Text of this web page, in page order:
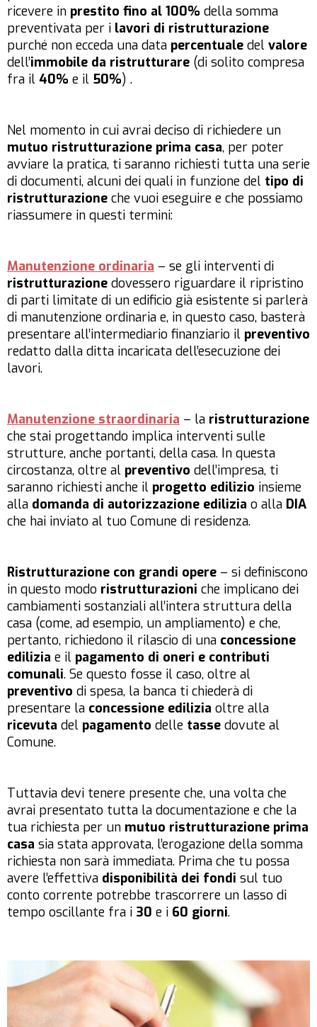
ricevere in prestito fino al 100% della somma
preventivata per i lavori di ristrutturazione
purché non ecceda una data percentuale del valore
dell’immobile da ristrutturare (di solito compresa
fra il 40% e il 50%) .
Nel momento in cui avrai deciso di richiedere un
mutuo ristrutturazione prima casa, per poter
avviare la pratica, ti saranno richiesti tutta una serie
di documenti, alcuni dei quali in funzione del tipo di
ristrutturazione che vuoi eseguire e che possiamo
riassumere in questi termini:
Manutenzione ordinaria – se gli interventi di
ristrutturazione dovessero riguardare il ripristino
di parti limitate di un edificio già esistente si parlerà
di manutenzione ordinaria e, in questo caso, basterà
presentare all’intermediario finanziario il preventivo
redatto dalla ditta incaricata dell’esecuzione dei
lavori.
Manutenzione straordinaria – la ristrutturazione
che stai progettando implica interventi sulle
strutture, anche portanti, della casa. In questa
circostanza, oltre al preventivo dell’impresa, ti
saranno richiesti anche il progetto edilizio insieme
alla domanda di autorizzazione edilizia o alla DIA
che hai inviato al tuo Comune di residenza.
Ristrutturazione con grandi opere – si definiscono
in questo modo ristrutturazioni che implicano dei
cambiamenti sostanziali all’intera struttura della
casa (come, ad esempio, un ampliamento) e che,
pertanto, richiedono il rilascio di una concessione
edilizia e il pagamento di oneri e contributi
comunali. Se questo fosse il caso, oltre al
preventivo di spesa, la banca ti chiederà di
presentare la concessione edilizia oltre alla
ricevuta del pagamento delle tasse dovute al
Comune.
Tuttavia devi tenere presente che, una volta che
avrai presentato tutta la documentazione e che la
tua richiesta per un mutuo ristrutturazione prima
casa sia stata approvata, l’erogazione della somma
richiesta non sarà immediata. Prima che tu possa
avere l’effettiva disponibilità dei fondi sul tuo
conto corrente potrebbe trascorrere un lasso di
tempo oscillante fra i 30 e i 60 giorni.